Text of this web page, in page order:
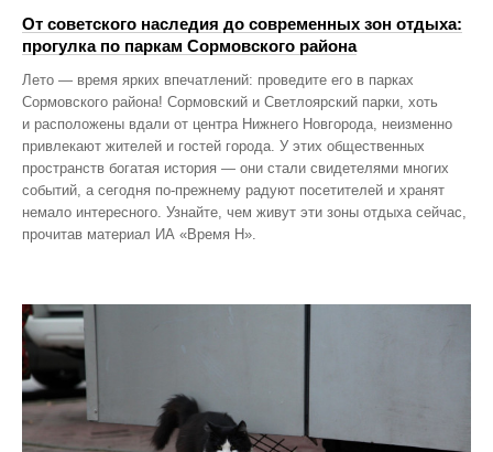
От советского наследия до современных зон отдыха:
прогулка по паркам Сормовского района
Лето — время ярких впечатлений: проведите его в парках
Сормовского района! Сормовский и Светлоярский парки, хоть
и расположены вдали от центра Нижнего Новгорода, неизменно
привлекают жителей и гостей города. У этих общественных
пространств богатая история — они стали свидетелями многих
событий, а сегодня по‑прежнему радуют посетителей и хранят
немало интересного. Узнайте, чем живут эти зоны отдыха сейчас,
прочитав материал ИА «Время Н».